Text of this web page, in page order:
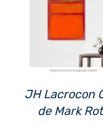
JH Lacrocon
de Mark